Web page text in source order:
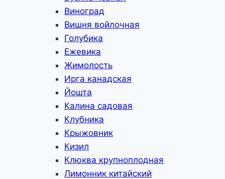
Виноград
Вишня войлочная
Голубика
Ежевика
Жимолость
Ирга канадская
Йошта
Калина садовая
Клубника
Крыжовник
Кизил
Клюква крупноплодная
Лимонник китайский